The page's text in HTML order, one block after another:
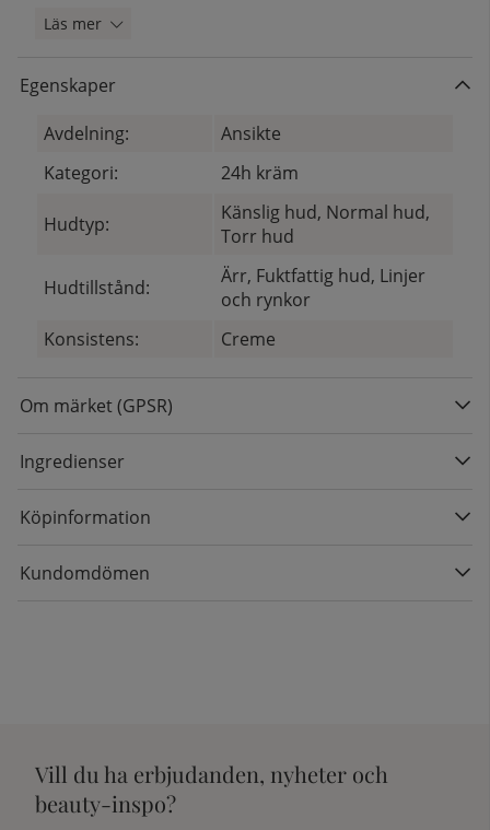
Läs mer
Egenskaper
Avdelning:
Ansikte
Kategori:
24h kräm
Hudtyp:
Känslig hud, Normal hud,
Torr hud
Hudtillstånd:
Ärr, Fuktfattig hud, Linjer
och rynkor
Konsistens:
Creme
Om märket (GPSR)
Ingredienser
Köpinformation
Kundomdömen
Vill du ha erbjudanden, nyheter och
beauty-inspo?